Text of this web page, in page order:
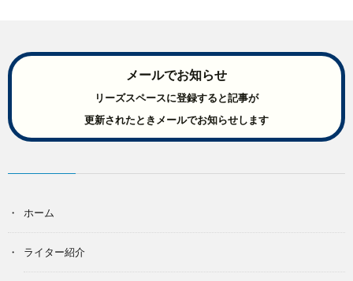
メールでお知らせ
リーズスペースに登録すると記事が
更新されたときメールでお知らせします
ホーム
ライター紹介